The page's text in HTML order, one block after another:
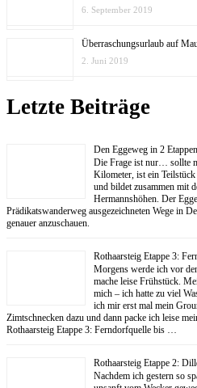
6. September 2019
Überraschungsurlaub auf
2. Juni 2019
Letzte Beiträge
Den Eggeweg in 2
Die Frage ist nur… sollte
Kilometer, ist ein
und bildet zusammen mit
Hermannshöhen. Der
Prädikatswanderweg ausgezeichneten Wege in
genauer anzuschauen.
Rothaarsteig Etappe 3:
Morgens werde ich vor
mache leise Frühstück.
mich – ich hatte zu viel
ich mir erst mal mein
Zimtschnecken dazu und dann packe ich leise
Rothaarsteig Etappe 3: Ferndorfquelle bis …
Rothaarsteig Etappe 2:
Nachdem ich gestern so